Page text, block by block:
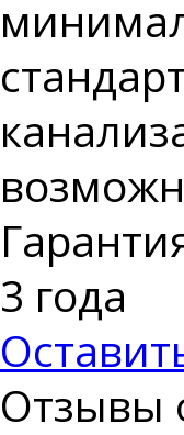
3 года
Отзывы